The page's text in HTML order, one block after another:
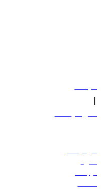
سياساتنا
|
الشروط والأحكام
حجز الرحلات
العروض
الوجهات
الأمتعة